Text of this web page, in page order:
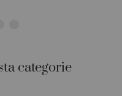
categorie